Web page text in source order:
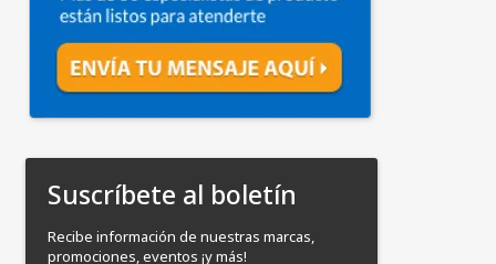
Suscríbete al boletín
Recibe información de nuestras marcas,
promociones, eventos ¡y más!